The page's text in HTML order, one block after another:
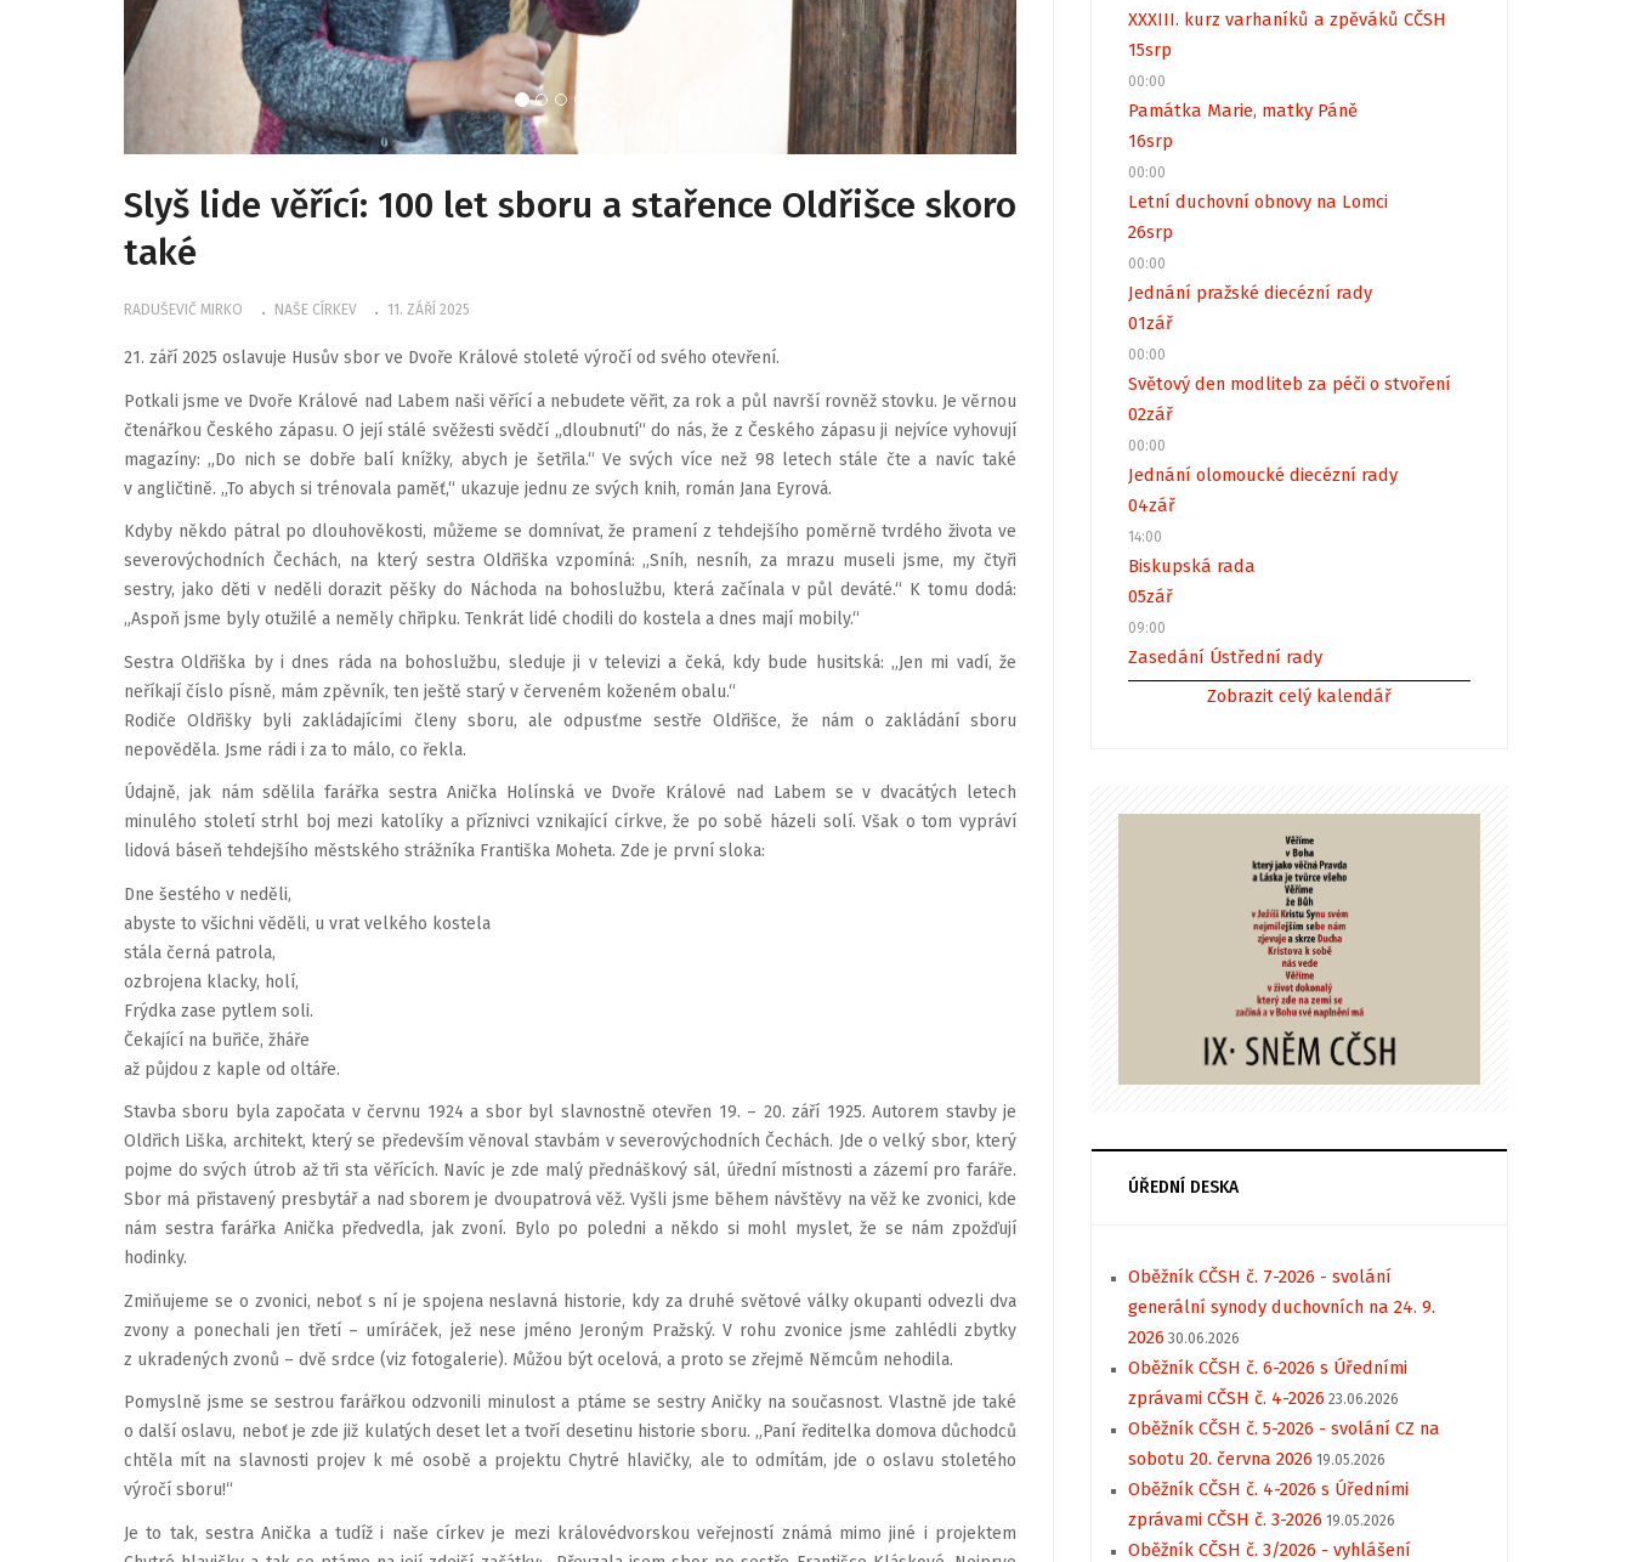
Slyš lide věřící: 100 let sboru a stařence Oldřišce skoro
také
RADUŠEVIČ MIRKO NAŠE CÍRKEV 11. ZÁŘÍ 2025
21. září 2025 oslavuje Husův sbor ve Dvoře Králové stoleté výročí od svého otevření.
Potkali jsme ve Dvoře Králové nad Labem naši věřící a nebudete věřit, za rok a půl navrší rovněž stovku. Je věrnou
čtenářkou Českého zápasu. O její stálé svěžesti svědčí „dloubnutí“ do nás, že z Českého zápasu ji nejvíce vyhovují
magazíny: „Do nich se dobře balí knížky, abych je šetřila.“ Ve svých více než 98 letech stále čte a navíc také
v angličtině. „To abych si trénovala paměť,“ ukazuje jednu ze svých knih, román Jana Eyrová.
Kdyby někdo pátral po dlouhověkosti, můžeme se domnívat, že pramení z tehdejšího poměrně tvrdého života ve
severovýchodních Čechách, na který sestra Oldřiška vzpomíná: „Sníh, nesníh, za mrazu museli jsme, my čtyři
sestry, jako děti v neděli dorazit pěšky do Náchoda na bohoslužbu, která začínala v půl deváté.“ K tomu dodá:
„Aspoň jsme byly otužilé a neměly chřipku. Tenkrát lidé chodili do kostela a dnes mají mobily.“
Sestra Oldřiška by i dnes ráda na bohoslužbu, sleduje ji v televizi a čeká, kdy bude husitská: „Jen mi vadí, že
neříkají číslo písně, mám zpěvník, ten ještě starý v červeném koženém obalu.“
Rodiče Oldřišky byli zakládajícími členy sboru, ale odpusťme sestře Oldřišce, že nám o zakládání sboru
nepověděla. Jsme rádi i za to málo, co řekla.
Údajně, jak nám sdělila farářka sestra Anička Holínská ve Dvoře Králové nad Labem se v dvacátých letech
minulého století strhl boj mezi katolíky a příznivci vznikající církve, že po sobě házeli solí. Však o tom vypráví
lidová báseň tehdejšího městského strážníka Františka Moheta. Zde je první sloka:
Dne šestého v neděli,
abyste to všichni věděli, u vrat velkého kostela
stála černá patrola,
ozbrojena klacky, holí,
Frýdka zase pytlem soli.
Čekající na buřiče, žháře
až půjdou z kaple od oltáře.
Stavba sboru byla započata v červnu 1924 a sbor byl slavnostně otevřen 19. – 20. září 1925. Autorem stavby je
Oldřich Liška, architekt, který se především věnoval stavbám v severovýchodních Čechách. Jde o velký sbor, který
pojme do svých útrob až tři sta věřících. Navíc je zde malý přednáškový sál, úřední místnosti a zázemí pro faráře.
Sbor má přistavený presbytář a nad sborem je dvoupatrová věž. Vyšli jsme během návštěvy na věž ke zvonici, kde
nám sestra farářka Anička předvedla, jak zvoní. Bylo po poledni a někdo si mohl myslet, že se nám zpožďují
hodinky.
Zmiňujeme se o zvonici, neboť s ní je spojena neslavná historie, kdy za druhé světové války okupanti odvezli dva
zvony a ponechali jen třetí – umíráček, jež nese jméno Jeroným Pražský. V rohu zvonice jsme zahlédli zbytky
z ukradených zvonů – dvě srdce (viz fotogalerie). Můžou být ocelová, a proto se zřejmě Němcům nehodila.
Pomyslně jsme se sestrou farářkou odzvonili minulost a ptáme se sestry Aničky na současnost. Vlastně jde také
o další oslavu, neboť je zde již kulatých deset let a tvoří desetinu historie sboru. „Paní ředitelka domova důchodců
chtěla mít na slavnosti projev k mé osobě a projektu Chytré hlavičky, ale to odmítám, jde o oslavu stoletého
výročí sboru!“
Je to tak, sestra Anička a tudíž i naše církev je mezi královédvorskou veřejností známá mimo jiné i projektem
XXXIII. kurz varhaníků a zpěváků CČSH
15srp
00:00
Památka Marie, matky Páně
16srp
00:00
Letní duchovní obnovy na Lomci
26srp
00:00
Jednání pražské diecézní rady
01zář
00:00
Světový den modliteb za péči o stvoření
02zář
00:00
Jednání olomoucké diecézní rady
04zář
14:00
Biskupská rada
05zář
09:00
Zasedání Ústřední rady
Zobrazit celý kalendář
ÚŘEDNÍ DESKA
Oběžník CČSH č. 7-2026 - svolání
generální synody duchovních na 24. 9.
2026 30.06.2026
Oběžník CČSH č. 6-2026 s Úředními
zprávami CČSH č. 4-2026 23.06.2026
Oběžník CČSH č. 5-2026 - svolání CZ na
sobotu 20. června 2026 19.05.2026
Oběžník CČSH č. 4-2026 s Úředními
zprávami CČSH č. 3-2026 19.05.2026
Oběžník CČSH č. 3/2026 - vyhlášení